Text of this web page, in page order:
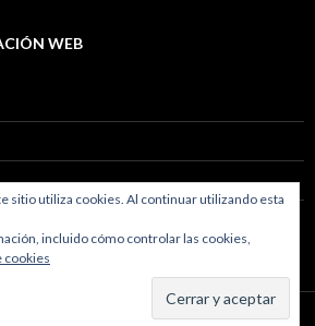
WEB
sitio utiliza cookies. Al continuar utilizando esta
incluido cómo controlar las cookies,
cookies